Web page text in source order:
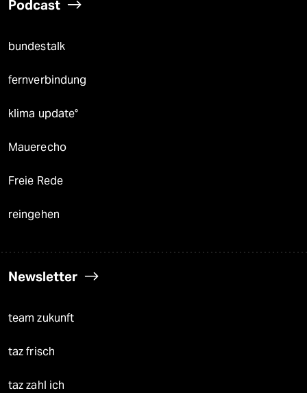
Podcast
bundestalk
fernverbindung
klima update°
Mauerecho
Freie Rede
reingehen
Newsletter
team zukunft
taz frisch
taz zahl ich